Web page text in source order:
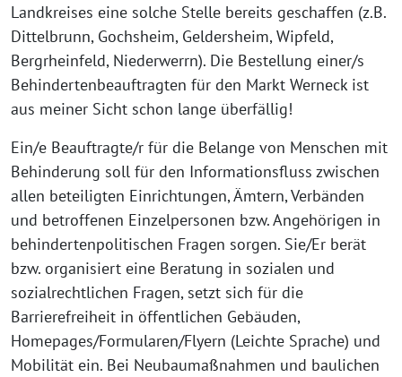
Landkreises eine solche Stelle bereits geschaffen (z.B.
Dittelbrunn, Gochsheim, Geldersheim, Wipfeld,
Bergrheinfeld, Niederwerrn). Die Bestellung einer/s
Behindertenbeauftragten für den Markt Werneck ist
aus meiner Sicht schon lange überfällig!
Ein/e Beauftragte/r für die Belange von Menschen mit
Behinderung soll für den Informationsfluss zwischen
allen beteiligten Einrichtungen, Ämtern, Verbänden
und betroffenen Einzelpersonen bzw. Angehörigen in
behindertenpolitischen Fragen sorgen. Sie/Er berät
bzw. organisiert eine Beratung in sozialen und
sozialrechtlichen Fragen, setzt sich für die
Barrierefreiheit in öffentlichen Gebäuden,
Homepages/Formularen/Flyern (Leichte Sprache) und
Mobilität ein. Bei Neubaumaßnahmen und baulichen